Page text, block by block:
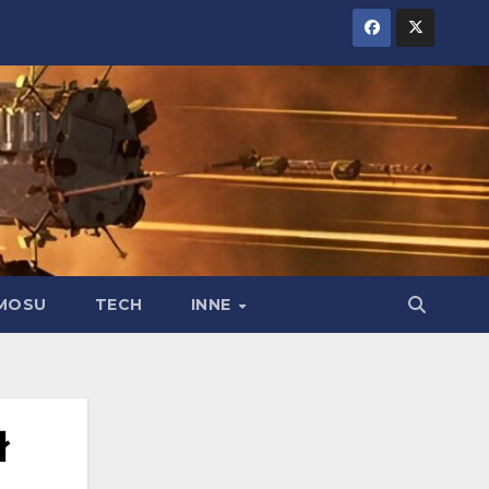
TECH INNE